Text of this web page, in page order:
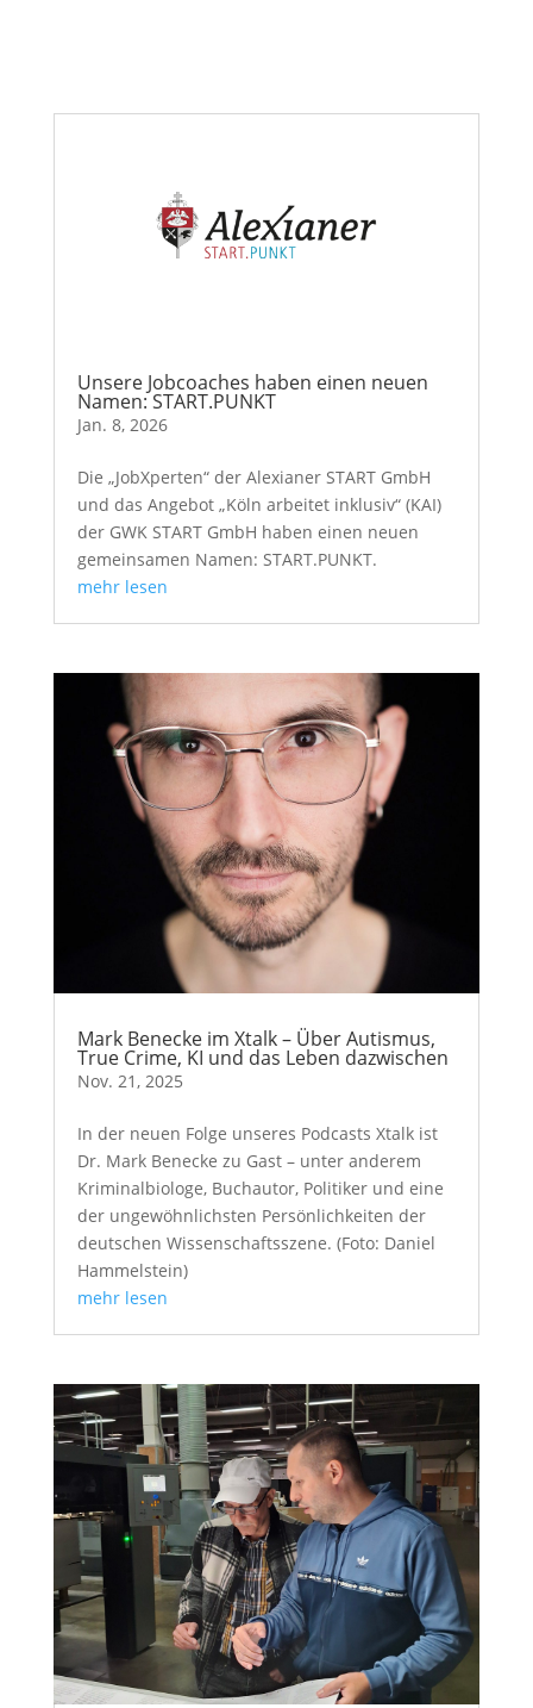
Unsere Jobcoaches haben einen neuen
Namen: START.PUNKT
Jan. 8, 2026
Die „JobXperten“ der Alexianer START GmbH
und das Angebot „Köln arbeitet inklusiv“ (KAI)
der GWK START GmbH haben einen neuen
gemeinsamen Namen: START.PUNKT.
mehr lesen
Mark Benecke im Xtalk – Über Autismus,
True Crime, KI und das Leben dazwischen
Nov. 21, 2025
In der neuen Folge unseres Podcasts Xtalk ist
Dr. Mark Benecke zu Gast – unter anderem
Kriminalbiologe, Buchautor, Politiker und eine
der ungewöhnlichsten Persönlichkeiten der
deutschen Wissenschaftsszene. (Foto: Daniel
Hammelstein)
mehr lesen